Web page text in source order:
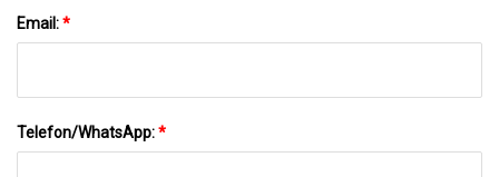
Email:*
Telefon/WhatsApp:*